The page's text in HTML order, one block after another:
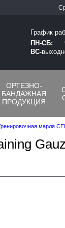
График
ПН-СБ:
ВС-
ОРТЕЗНО-
БАНДАЖНАЯ
ПРОДУКЦИЯ
марля